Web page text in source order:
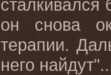
сталкивался
он снова
терапии.
него найдут"